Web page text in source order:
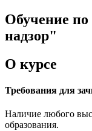
Обучение
надзор"
О курсе
Требования для
Наличие любого
образования.